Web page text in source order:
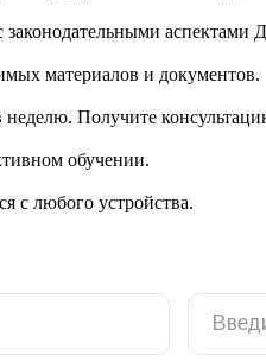
законодательными аспектами
материалов и документов.
Получите
обучении.
с любого устройства.